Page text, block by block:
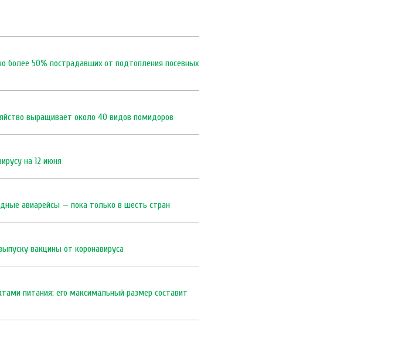
более 50% пострадавших от подтопления посевных
выращивает около 40 видов помидоров
на 12 июня
авиарейсы — пока только в шесть стран
вакцины от коронавируса
питания: его максимальный размер составит